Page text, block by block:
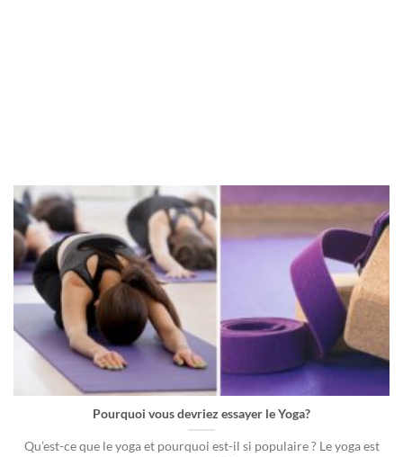
Pourquoi vous devriez essayer le Yoga?
Qu’est-ce que le yoga et pourquoi est-il si populaire ? Le yoga est